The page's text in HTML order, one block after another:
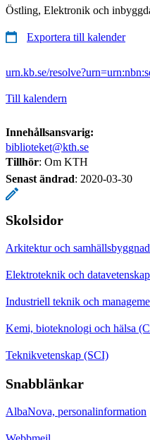
Östling, Elektronik och
Exportera till kalender
urn.kb.se/
Till kalendern
Innehållsansvarig:
biblioteket@kth.se
Tillhör: Om KTH
Senast ändrad: 2020-03-30
Skolsidor
Arkitektur och
Elektroteknik och
Industriell teknik och
Kemi, bioteknologi och hälsa
Teknikvetenskap (SCI)
Snabblänkar
AlbaNova, personalinformation